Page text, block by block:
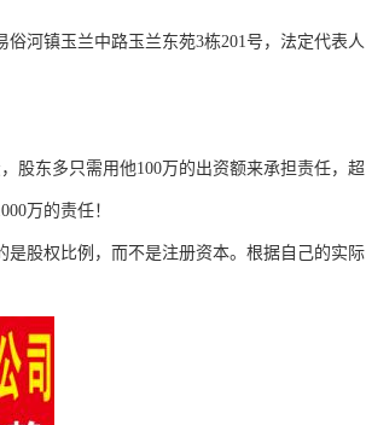
河镇玉兰中路玉兰东苑3栋201号，法定代表人
股东多只需用他100万的出资额来承担责任，超
万的责任！
股权比例，而不是注册资本。根据自己的实际